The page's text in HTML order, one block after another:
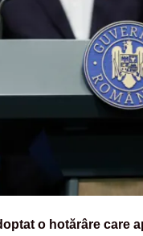
o hotărâre care